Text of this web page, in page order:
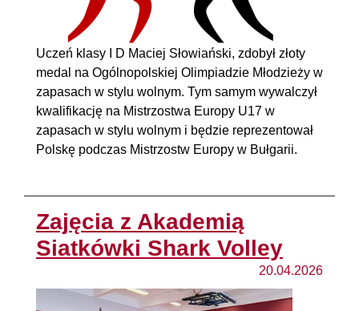
Uczeń klasy I D Maciej Słowiański, zdobył złoty
medal na Ogólnopolskiej Olimpiadzie Młodzieży w
zapasach w stylu wolnym. Tym samym wywalczył
kwalifikację na Mistrzostwa Europy U17 w
zapasach w stylu wolnym i będzie reprezentował
Polskę podczas Mistrzostw Europy w Bułgarii.
Zajęcia z Akademią
Siatkówki Shark Volley
20.04.2026